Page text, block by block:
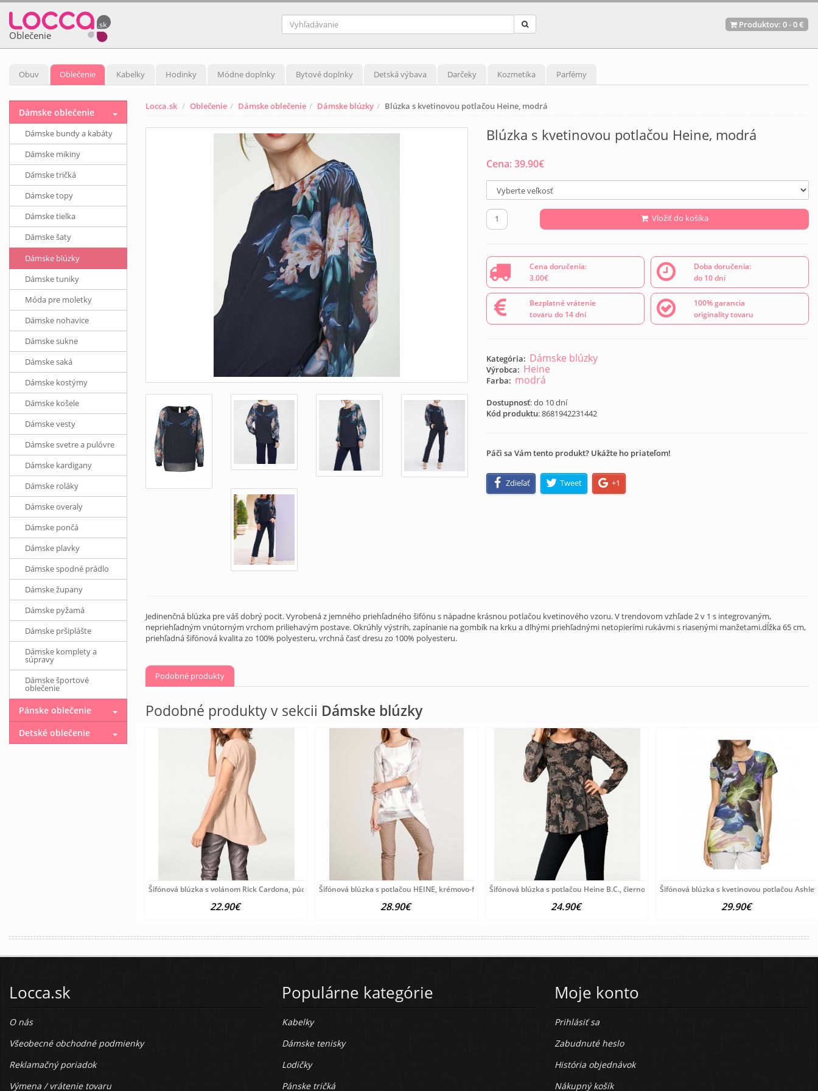
Oblečenie
Produktov: 0-0 €
Obuv Oblečenie Kabelky Hodinky Módne doplnky Bytové doplnky Detská výbava Darčeky Kozmetika Parfémy
Locca.sk Oblečenie Dámske oblečenie Dámske blúzky Blúzka s kvetinovou potlačou Heine, modrá
Blúzka s kvetinovou potlačou Heine, modrá
Cena:39.90€
Vložiť do košíka
Cena doručenia:
3.00€
Doba doručenia:
do 10 dní
Bezplatné vrátenie
tovaru do 14 dní
100% garancia
originality tovaru
Kategória: Dámske blúzky
Výrobca: Heine
Farba: modrá
Dostupnosť: do 10 dní
Kód produktu:8681942231442
Páči sa Vám tento produkt? Ukážte ho priateľom!
Zdieľať Tweet +1
Jedinenčná blúzka pre váš dobrý pocit. Vyrobená z jemného priehľadného šifónu s nápadne krásnou potlačou kvetinového vzoru. V trendovom vzhľade 2 v 1 s integrovaným,
nepriehľadným vnútorným vrchom priliehavým postave. Okrúhly výstrih, zapínanie na gombík na krku a dlhými priehľadnými netopierími rukávmi s riasenými manžetami.dĺžka 65 cm,
priehľadná šifónová kvalita zo 100% polyesteru, vrchná časť dresu zo 100% polyesteru.
Podobné produkty
Podobné produkty v sekcii Dámske blúzky
Šifónová blúzka s volánom Rick Cardona, púdrová
22.90€
Šifónová blúzka s potlačou HEINE, krémovo-farebná
28.90€
Šifónová blúzka s potlačou Heine B.C., čierno-farebná
24.90€
Šifónová blúzka s kvetinovou potlačou
29.90€
Dámske oblečenie
Dámske bundy a kabáty
Dámske mikiny
Dámske tričká
Dámske topy
Dámske tielka
Dámske šaty
Dámske blúzky
Dámske tuniky
Móda pre moletky
Dámske nohavice
Dámske sukne
Dámske saká
Dámske kostýmy
Dámske košele
Dámske vesty
Dámske svetre a pulóvre
Dámske kardigany
Dámske roláky
Dámske overaly
Dámske pončá
Dámske plavky
Dámske spodné prádlo
Dámske župany
Dámske pyžamá
Dámske pršiplášte
Dámske komplety a
súpravy
Dámske športové
oblečenie
Pánske oblečenie
Detské oblečenie
Locca.sk
O nás
Všeobecné obchodné podmienky
Reklamačný poriadok
Výmena / vrátenie tovaru
Populárne kategórie
Kabelky
Dámske tenisky
Lodičky
Pánske tričká
Moje konto
Prihlásiť sa
Zabudnuté heslo
História objednávok
Nákupný košík